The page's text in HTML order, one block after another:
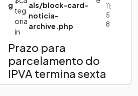
g
teg
oria
in
als/block-card-
noticia-
archive.php
11:
5
8
Prazo para
parcelamento do
IPVA termina sexta